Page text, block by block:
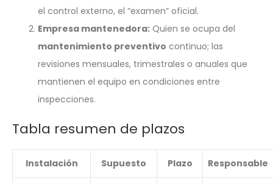
el control externo, el “examen” oficial.
Empresa mantenedora: Quien se ocupa del
mantenimiento preventivo continuo; las
revisiones mensuales, trimestrales o anuales que
mantienen el equipo en condiciones entre
inspecciones.
Tabla resumen de plazos
Instalación Supuesto Plazo Responsable